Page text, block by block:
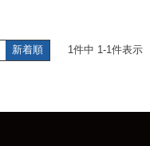
新着順 1件中 1-1件表示